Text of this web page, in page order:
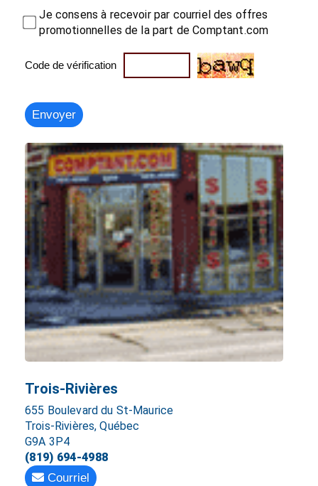
Je consens à recevoir par courriel des offres
promotionnelles de la part de Comptant.com
Code de vérification
Trois-Rivières
655 Boulevard du St-Maurice
Trois-Rivières, Québec
G9A 3P4
(819) 694-4988
Courriel